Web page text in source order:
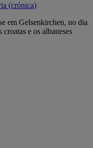
(crónica)
em Gelsenkirchen, no dia
e os albaneses